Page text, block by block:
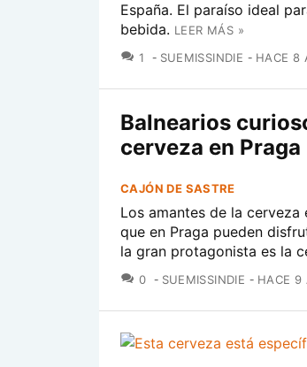
España. El paraíso ideal
bebida. LEER MÁS »
1
COMENTARIOS
SUEMISSINDIE HACE 8
Balnearios
cerveza en Praga
CAJÓN DE SASTRE
Los amantes de la cerveza
que en Praga pueden
la gran protagonista es la
0 COMENTARIOS
SUEMISSINDIE HACE 9